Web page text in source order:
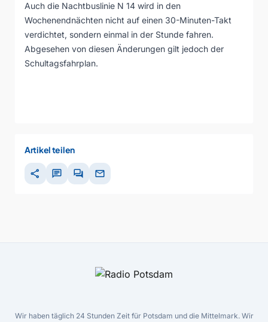
Auch die Nachtbuslinie N 14 wird in den
Wochenendnächten nicht auf einen 30-Minuten-Takt
verdichtet, sondern einmal in der Stunde fahren.
Abgesehen von diesen Änderungen gilt jedoch der
Schultagsfahrplan.
Artikel teilen
share chat forum mail
Wir haben täglich 24 Stunden Zeit für Potsdam und die Mittelmark. Wir